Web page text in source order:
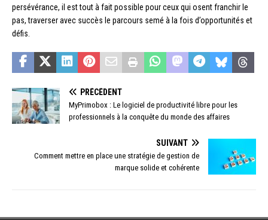
persévérance, il est tout à fait possible pour ceux qui osent franchir le
pas, traverser avec succès le parcours semé à la fois d’opportunités et
défis.
PRÉCÉDENT
MyPrimobox : Le logiciel de productivité libre pour les
professionnels à la conquête du monde des affaires
SUIVANT
Comment mettre en place une stratégie de gestion de
marque solide et cohérente